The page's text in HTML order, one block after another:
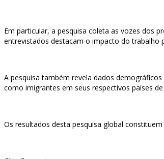
Em particular, a pesquisa coleta as vozes dos
entrevistados destacam o impacto do trabalho
A pesquisa também revela dados
como imigrantes em seus respectivos países
Os resultados desta pesquisa global